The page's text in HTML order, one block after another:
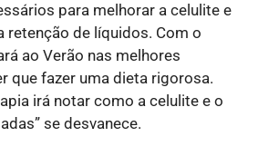
para melhorar a celulite e
retenção de líquidos. Com o
ao Verão nas melhores
que fazer uma dieta rigorosa.
irá notar como a celulite e o
se desvanece.